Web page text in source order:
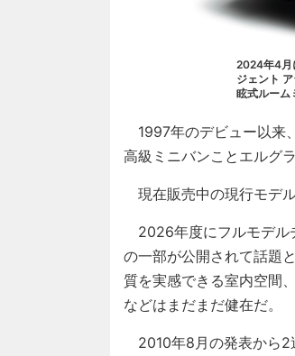
2024年4月
ジェント
眩式ルーム
1997年のデビュー以来
高級ミニバンことエルグラ
現在販売中の現行モデ
2026年度にフルモデル
の一部が公開されて話題
質を実感できる室内空間
などはまだまだ健在だ。
2010年8月の発表から2